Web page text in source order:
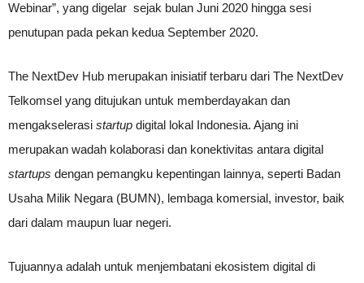
Webinar”, yang digelar sejak bulan Juni 2020 hingga sesi
penutupan pada pekan kedua September 2020.
The NextDev Hub merupakan inisiatif terbaru dari The NextDev
Telkomsel yang ditujukan untuk memberdayakan dan
mengakselerasi startup digital lokal Indonesia. Ajang ini
merupakan wadah kolaborasi dan konektivitas antara digital
startups dengan pemangku kepentingan lainnya, seperti Badan
Usaha Milik Negara (BUMN), lembaga komersial, investor, baik
dari dalam maupun luar negeri.
Tujuannya adalah untuk menjembatani ekosistem digital di